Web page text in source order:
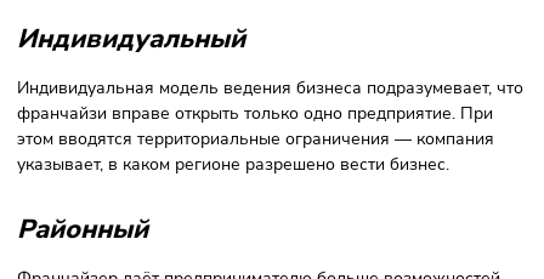
Несмотря на то, что франчайзер передаёт контакты
поставщиков, описание бизнес-процессов, правила и
стандарты работы, ответственность за успех бизнеса
франчайзи. Так предприниматель внедряет и регулирует
бизнес-процессы, несёт расходы на закупку материалов
товаров, контролирует работу сотрудников. По
роялти, если они предусмотрены, и другие сборы,